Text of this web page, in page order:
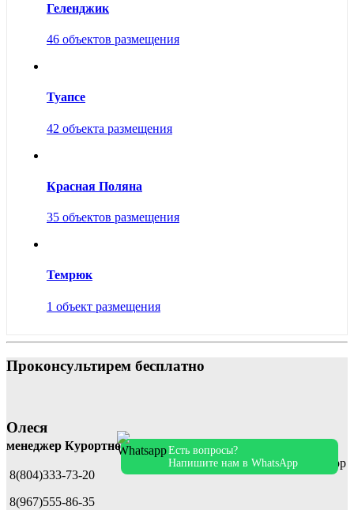
Геленджик
46 объектов размещения
Туапсе
42 объекта размещения
Красная Поляна
35 объектов размещения
Темрюк
1 объект размещения
Проконсультирем бесплатно
Олеся
менеджер Курортного центра
8(804)333-73-20
8(967)555-86-35
Есть вопросы?
Напишите нам в WhatsApp